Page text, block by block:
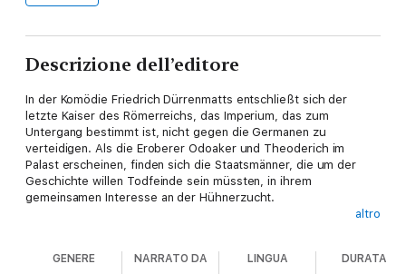
Descrizione dell’editore
In der Komödie Friedrich Dürrenmatts entschließt sich der
letzte Kaiser des Römerreichs, das Imperium, das zum
Untergang bestimmt ist, nicht gegen die Germanen zu
verteidigen. Als die Eroberer Odoaker und Theoderich im
Palast erscheinen, finden sich die Staatsmänner, die um der
Geschichte willen Todfeinde sein müssten, in ihrem
gemeinsamen Interesse an der Hühnerzucht.
Mut hat, "furchtlos das Richtige" zu tun.
altro
GENERE NARRATO DA LINGUA DURATA